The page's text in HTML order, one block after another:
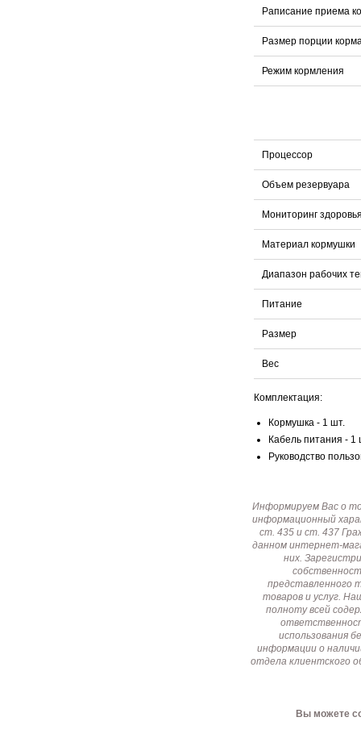
Раписание приема
Размер порции
Режим кормления
Процессор
Объем резервуара
Мониторинг
Материал кормушки
Диапазон рабочих
Питание
Размер
Вес
Комплектация:
Кормушка - 1 шт.
Кабель питания - 1
Руководство
Информируем Вас о
информационный
ст. 435 и ст. 437
данном интернет-
них.
представленного
товаров и услуг.
полноту всей
использования
информации о
отдела клиентского
Вы можете